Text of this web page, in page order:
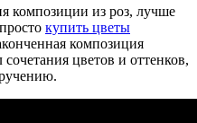
композиции из роз, лучше
купить цветы
композиция
цветов и оттенков,